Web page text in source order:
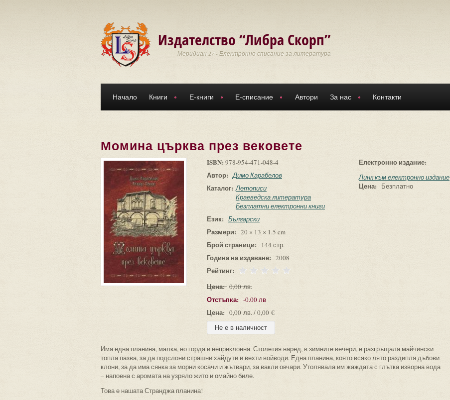
Издателство “Либра Скорп”
Меридиан 27 - Електронно списание за литература
Начало Книги Е-книги Е-списание Автори За нас Контакти
Момина църква през вековете
ISBN: 978-954-471-048-4
Автор: Димо Карабелов
Каталог: Летописи
Краеведска литература
Безплатни електронни книги
Език: Български
Размери: 20 × 13 × 1.5 cm
Брой страници: 144 стр.
Година на издаване: 2008
Рейтинг:
Цена: 0,00 лв.
Отстъпка: -0.00 лв
Цена: 0,00 лв. / 0,00 €
Електронно издание:
Линк към електронно издание
Цена: Безплатно
Има една планина, малка, но горда и непреклонна. Столетия наред, в зимните вечери, е разгръщала майчински
топла пазва, за да подслони страшни хайдути и вехти войводи. Една планина, която всяко лято раздипля дъбови
клони, за да има сянка за морни косачи и жътвари, за вакли овчари. Утолявала им жаждата с глътка изворна вода
– напоена с аромата на узряло жито и омайно биле.
Това е нашата Странджа планина!